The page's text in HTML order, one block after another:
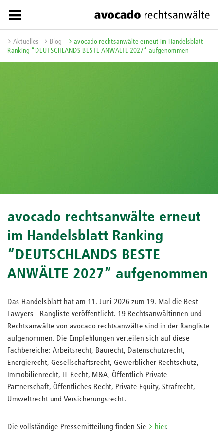
Aktuelles Blog
avocado rechtsanwälte erneut im Handelsblatt
Ranking “DEUTSCHLANDS BESTE ANWÄLTE 2027” aufgenommen
avocado rechtsanwälte erneut
im Handelsblatt Ranking
“DEUTSCHLANDS BESTE
ANWÄLTE 2027” aufgenommen
Das Handelsblatt hat am 11. Juni 2026 zum 19. Mal die Best
Lawyers - Rangliste veröffentlicht. 19 Rechtsanwältinnen und
Rechtsanwälte von avocado rechtsanwälte sind in der Rangliste
aufgenommen. Die Empfehlungen verteilen sich auf diese
Fachbereiche: Arbeitsrecht, Baurecht, Datenschutzrecht,
Energierecht, Gesellschaftsrecht, Gewerblicher Rechtschutz,
Immobilienrecht, IT-Recht, M&A, Öffentlich-Private
Partnerschaft, Öffentliches Recht, Private Equity, Strafrecht,
Umweltrecht und Versicherungsrecht.
Die vollständige Pressemitteilung finden Sie hier.